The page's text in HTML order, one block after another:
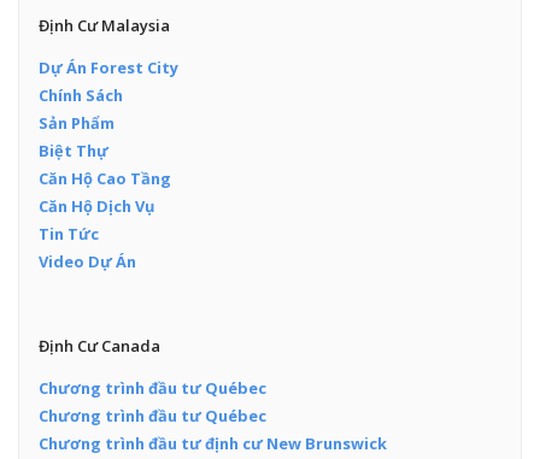
Định Cư Malaysia
Dự Án Forest City
Chính Sách
Sản Phẩm
Biệt Thự
Căn Hộ Cao Tầng
Căn Hộ Dịch Vụ
Tin Tức
Video Dự Án
Định Cư Canada
Chương trình đầu tư Québec
Chương trình đầu tư Québec
Chương trình đầu tư định cư New Brunswick